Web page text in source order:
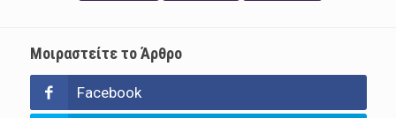
Μοιραστείτε το Άρθρο
Facebook